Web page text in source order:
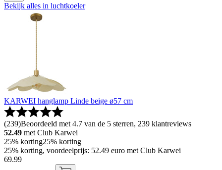
Bekijk alles in luchtkoeler
KARWEI hanglamp Linde beige ø57 cm
(239)Beoordeeld met 4.7 van de 5 sterren, 239 klantreviews
52.49 met Club Karwei
25% korting25% korting
25% korting, voordeelprijs: 52.49 euro met Club Karwei
69.99